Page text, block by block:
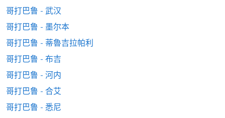
哥打巴鲁 - 武汉
哥打巴鲁 - 墨尔本
哥打巴鲁 - 蒂魯吉拉帕利
哥打巴鲁 - 布吉
哥打巴鲁 - 河内
哥打巴鲁 - 合艾
哥打巴鲁 - 悉尼